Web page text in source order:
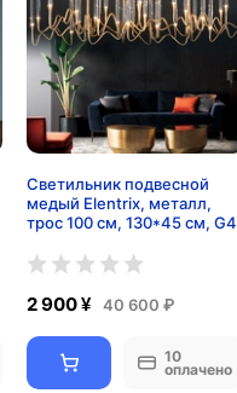
Светильник подвесной
медый Elentrix, металл,
трос 100 см, 130*45 см, G4
2 900 ¥ 40 600 ₽
10
оплачено